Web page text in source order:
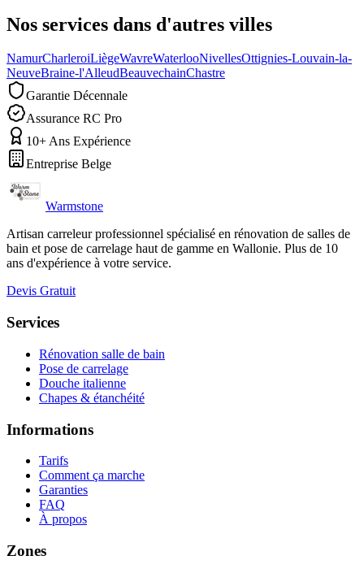
Nos services dans d'autres villes
NamurCharleroiLiègeWavreWaterlooNivellesOttignies-Louvain-la-
NeuveBraine-l'AlleudBeauvechainChastre
Garantie Décennale
Assurance RC Pro
10+ Ans Expérience
Entreprise Belge
Warmstone
Artisan carreleur professionnel spécialisé en rénovation de salles de
bain et pose de carrelage haut de gamme en Wallonie. Plus de 10
ans d'expérience à votre service.
Devis Gratuit
Services
Rénovation salle de bain
Pose de carrelage
Douche italienne
Chapes & étanchéité
Informations
Tarifs
Comment ça marche
Garanties
FAQ
À propos
Zones